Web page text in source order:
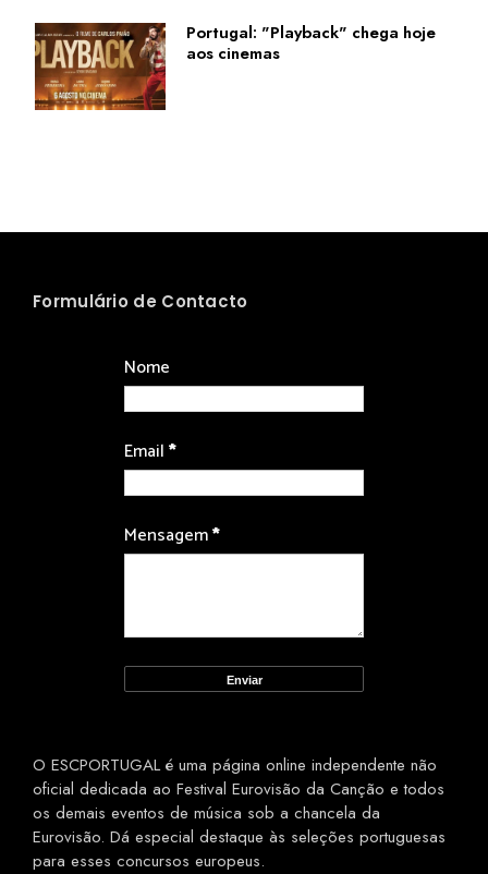
Portugal: "Playback" chega hoje
aos cinemas
Formulário de Contacto
Nome
Email*
Mensagem*
O ESCPORTUGAL é uma página online independente não
oficial dedicada ao Festival Eurovisão da Canção e todos
os demais eventos de música sob a chancela da
Eurovisão. Dá especial destaque às seleções portuguesas
para esses concursos europeus.